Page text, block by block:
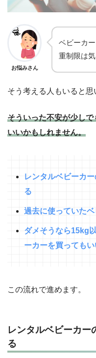
お悩みさん
ベビーカ
重制限は
そう考える人もいると思
そういった不安が少し
いいかもしれません。
レンタルベビーカ
る
過去に使っていた
ダメそうなら15kg
ーカーを買ってもい
この流れで進めます。
レンタルベビーカー
る